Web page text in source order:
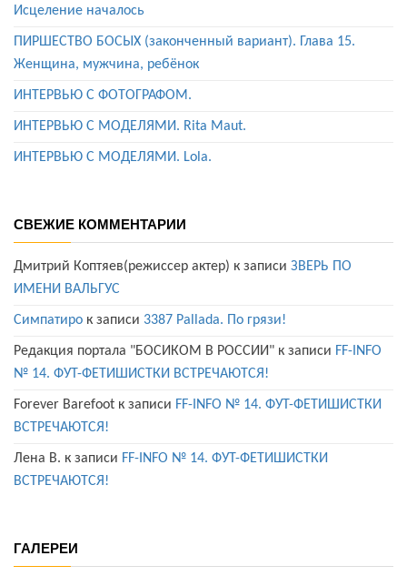
Исцеление началось
ПИРШЕСТВО БОСЫХ (законченный вариант). Глава 15.
Женщина, мужчина, ребёнок
ИНТЕРВЬЮ С ФОТОГРАФОМ.
ИНТЕРВЬЮ С МОДЕЛЯМИ. Rita Maut.
ИНТЕРВЬЮ С МОДЕЛЯМИ. Lola.
СВЕЖИЕ КОММЕНТАРИИ
Дмитрий Коптяев(режиссер актер) к записи ЗВЕРЬ ПО
ИМЕНИ ВАЛЬГУС
Симпатиро к записи 3387 Pallada. По грязи!
Редакция портала "БОСИКОМ В РОССИИ" к записи FF-INFO
№ 14. ФУТ-ФЕТИШИСТКИ ВСТРЕЧАЮТСЯ!
Forever Barefoot к записи FF-INFO № 14. ФУТ-ФЕТИШИСТКИ
ВСТРЕЧАЮТСЯ!
Лена В. к записи FF-INFO № 14. ФУТ-ФЕТИШИСТКИ
ВСТРЕЧАЮТСЯ!
ГАЛЕРЕИ